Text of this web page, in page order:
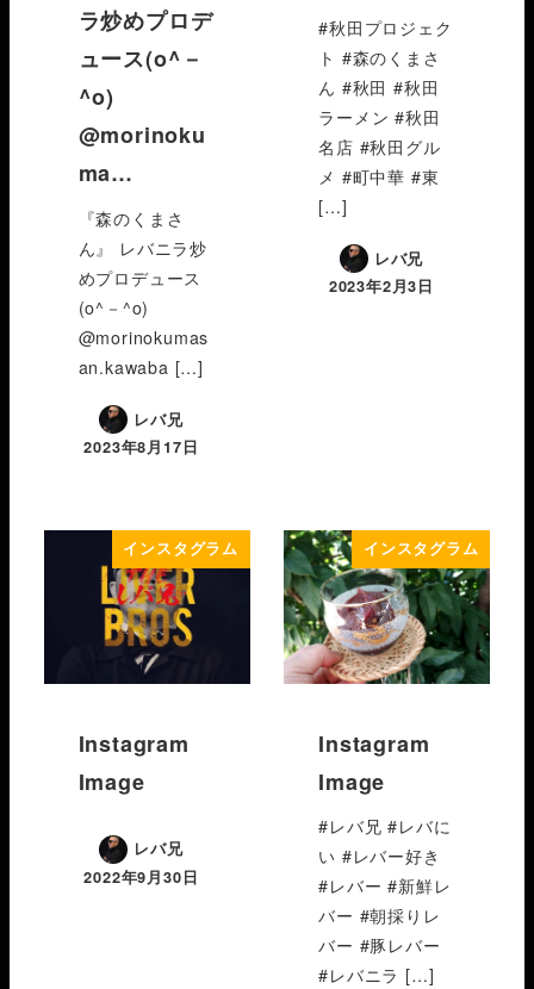
ラ炒めプロデ
ュース(o^－
^o)
@morinoku
ma…
『森のくまさ
ん』 レバニラ炒
めプロデュース
(o^－^o)
@morinokumas
an.kawaba […]
レバ兄
2023年8月17日
#秋田プロジェク
ト #森のくまさ
ん #秋田 #秋田
ラーメン #秋田
名店 #秋田グル
メ #町中華 #東
[…]
レバ兄
2023年2月3日
インスタグラム
Instagram
Image
レバ兄
2022年9月30日
インスタグラム
Instagram
Image
#レバ兄 #レバに
い #レバー好き
#レバー #新鮮レ
バー #朝採りレ
バー #豚レバー
#レバニラ […]